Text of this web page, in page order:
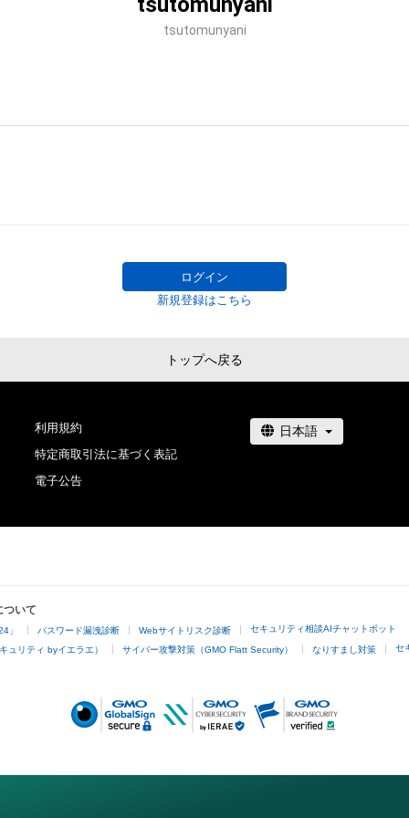
tsutomunyani
ログイン
新規登録はこちら
トップへ戻る
利用規約
特定商取引法に基づく表記
電子公告
ついて
」 パスワード漏洩診断 Webサイトリスク診断 セキュリティ相談AIチャットボット
ュリティ byイエラエ） サイバー攻撃対策（GMO Flatt Security） なりすまし対策 セ